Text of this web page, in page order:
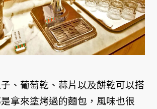
、葡萄乾、蒜片以及餅乾可以搭
拿來塗烤過的麵包，風味也很